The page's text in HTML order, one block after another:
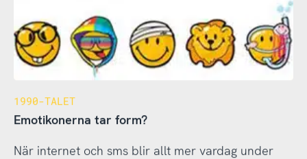
1990-TALET
Emotikonerna tar form?
När internet och sms blir allt mer vardag under